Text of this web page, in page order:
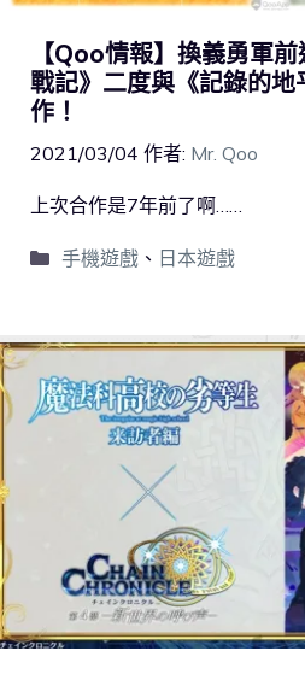
【Qoo情報】換義勇軍
戰記》二度與《記錄的地
作！
2021/03/04 作者: Mr. Qoo
上次合作是7年前了啊……
手機遊戲、 日本遊戲